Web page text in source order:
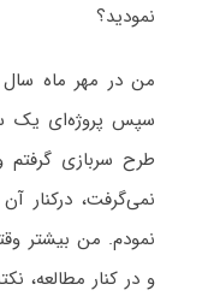
نمودید؟
سپس پروژه‌ای یک
طرح سربازی
نمودم. من بیشتر